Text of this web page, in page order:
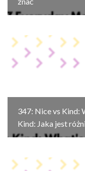
347: Nice vs Kind:
Kind: Jaka jest